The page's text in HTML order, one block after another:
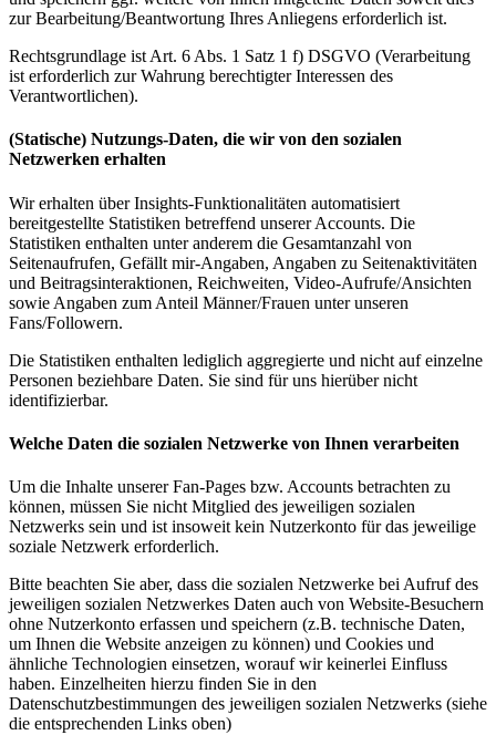
zur Bearbeitung/Beantwortung Ihres Anliegens erforderlich ist.
Rechtsgrundlage ist Art. 6 Abs. 1 Satz 1 f) DSGVO (Verarbeitung
ist erforderlich zur Wahrung berechtigter Interessen des
Verantwortlichen).
(Statische) Nutzungs-Daten, die wir von den sozialen
Netzwerken erhalten
Wir erhalten über Insights-Funktionalitäten automatisiert
bereitgestellte Statistiken betreffend unserer Accounts. Die
Statistiken enthalten unter anderem die Gesamtanzahl von
Seitenaufrufen, Gefällt mir-Angaben, Angaben zu Seitenaktivitäten
und Beitragsinteraktionen, Reichweiten, Video-Aufrufe/Ansichten
sowie Angaben zum Anteil Männer/Frauen unter unseren
Fans/Followern.
Die Statistiken enthalten lediglich aggregierte und nicht auf einzelne
Personen beziehbare Daten. Sie sind für uns hierüber nicht
identifizierbar.
Welche Daten die sozialen Netzwerke von Ihnen verarbeiten
Um die Inhalte unserer Fan-Pages bzw. Accounts betrachten zu
können, müssen Sie nicht Mitglied des jeweiligen sozialen
Netzwerks sein und ist insoweit kein Nutzerkonto für das jeweilige
soziale Netzwerk erforderlich.
Bitte beachten Sie aber, dass die sozialen Netzwerke bei Aufruf des
jeweiligen sozialen Netzwerkes Daten auch von Website-Besuchern
ohne Nutzerkonto erfassen und speichern (z.B. technische Daten,
um Ihnen die Website anzeigen zu können) und Cookies und
ähnliche Technologien einsetzen, worauf wir keinerlei Einfluss
haben. Einzelheiten hierzu finden Sie in den
Datenschutzbestimmungen des jeweiligen sozialen Netzwerks (siehe
die entsprechenden Links oben)